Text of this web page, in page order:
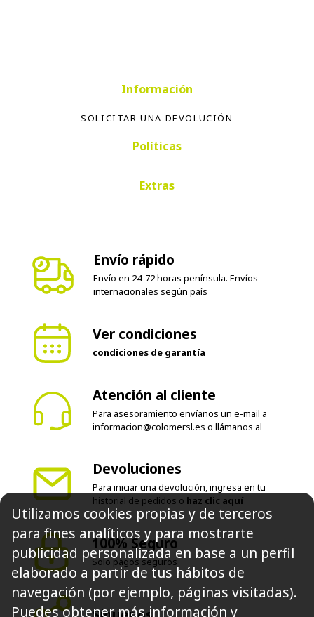
Información
SOLICITAR UNA DEVOLUCIÓN
Políticas
Extras
Envío rápido
Envío en 24-72 horas península. Envíos
internacionales según país
Ver condiciones
condiciones de garantía
Atención al cliente
Para asesoramiento envíanos un e-mail a
informacion@colomersl.es o llámanos al
Devoluciones
Para iniciar una devolución, ingresa en tu
historial de pedidos o haz clic aquí
100% Seguro
Solo pagos seguros
Utilizamos cookies propias y de terceros
para fines analíticos y para mostrarte
publicidad personalizada en base a un perfil
elaborado a partir de tus hábitos de
navegación (por ejemplo, páginas visitadas).
Puedes obtener más información y